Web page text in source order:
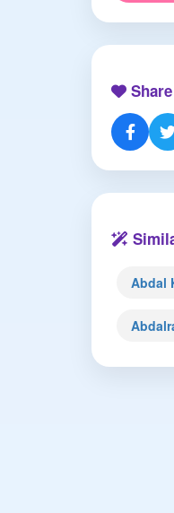
Abdal